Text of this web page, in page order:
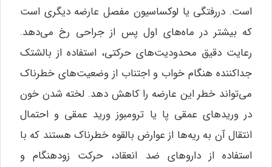
است. دررفتگی یا لوکساسیون مفصل عارضه دیگری است
که بیشتر در ماه‌های اول پس از جراحی رخ می‌دهد.
رعایت دقیق محدودیت‌های حرکتی، استفاده از بالشتک
جداکننده هنگام خواب و اجتناب از وضعیت‌های خطرناک
می‌تواند خطر این عارضه را کاهش دهد. لخته شدن خون
در وریدهای عمقی پا یا ترومبوز ورید عمقی و احتمال
انتقال آن به ریه‌ها از عوارض بالقوه خطرناک هستند که با
استفاده از داروهای ضد انعقاد، حرکت زودهنگام و